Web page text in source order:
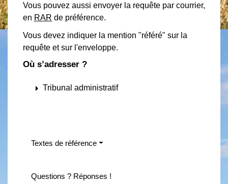
Vous pouvez aussi envoyer la requête par courrier,
en RAR de préférence.
Vous devez indiquer la mention "référé" sur la
requête et sur l'enveloppe.
Où s’adresser ?
arrow_right Tribunal administratif
Textes de référence
Questions ? Réponses !